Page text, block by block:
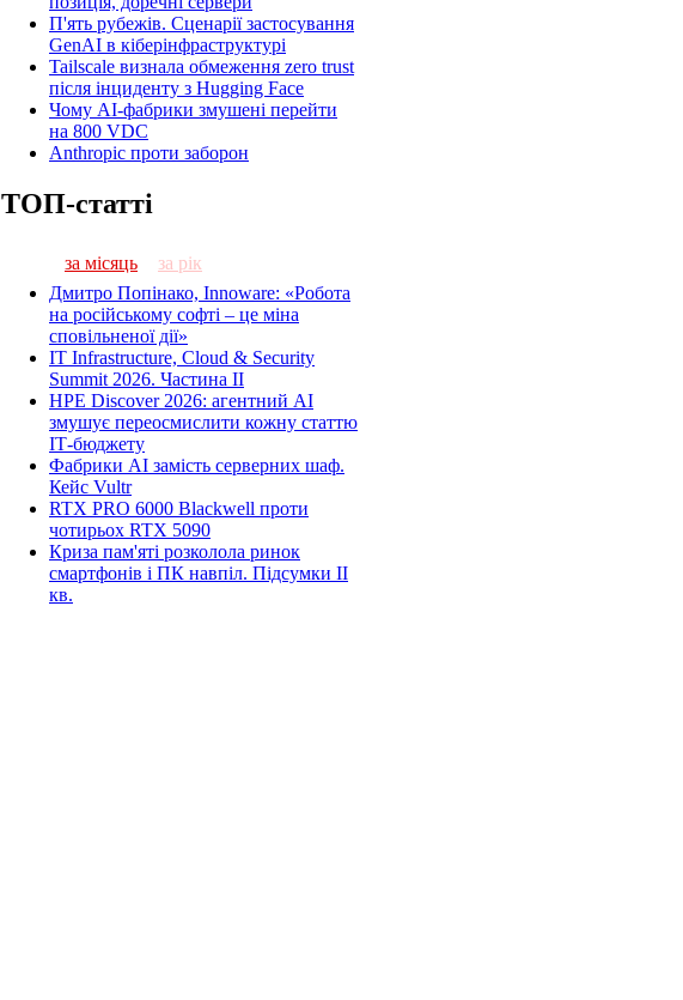
П'ять рубежів. Сценарії застосування
GenAI в кіберінфраструктурі
Tailscale визнала обмеження zero trust
після інциденту з Hugging Face
Чому AI-фабрики змушені перейти
на 800 VDC
Anthropic проти заборон
ТОП-статті
за місяць
за рік
Дмитро Попінако, Innoware: «Робота
на російському софті – це міна
сповільненої дії»
IT Infrastructure, Cloud & Security
Summit 2026. Частина ІІ
HPE Discover 2026: агентний AI
змушує переосмислити кожну статтю
ІТ-бюджету
Фабрики AI замість серверних шаф.
Кейс Vultr
RTX PRO 6000 Blackwell проти
чотирьох RTX 5090
Криза пам'яті розколола ринок
смартфонів і ПК навпіл. Підсумки ІІ
кв.